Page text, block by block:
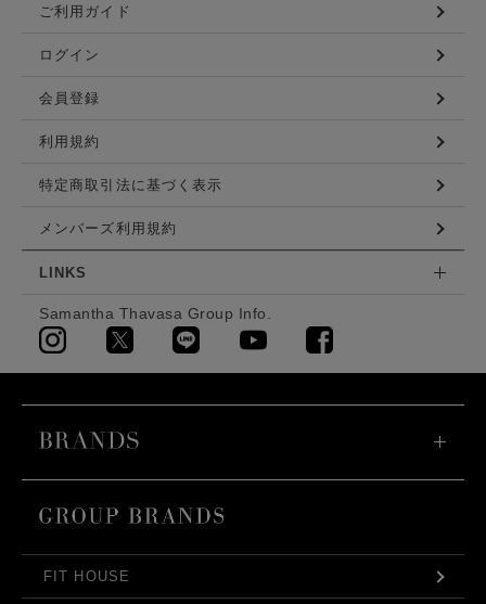
ご利用ガイド
ログイン
会員登録
利用規約
特定商取引法に基づく表示
メンバーズ利用規約
LINKS
Samantha Thavasa Group Info.
FIT HOUSE